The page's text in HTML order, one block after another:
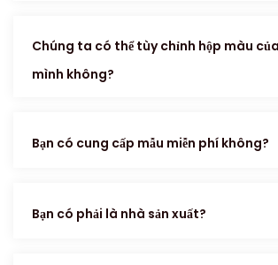
Chúng ta có thể tùy chỉnh hộp màu
mình không?
Bạn có cung cấp mẫu miễn phí không?
Bạn có phải là nhà sản xuất?